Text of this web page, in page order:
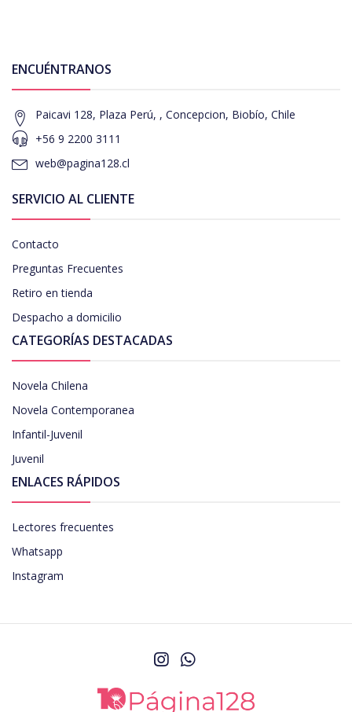
ENCUÉNTRANOS
Paicavi 128, Plaza Perú, , Concepcion, Biobío, Chile
+56 9 2200 3111
web@pagina128.cl
SERVICIO AL CLIENTE
Contacto
Preguntas Frecuentes
Retiro en tienda
Despacho a domicilio
CATEGORÍAS DESTACADAS
Novela Chilena
Novela Contemporanea
Infantil-Juvenil
Juvenil
ENLACES RÁPIDOS
Lectores frecuentes
Whatsapp
Instagram